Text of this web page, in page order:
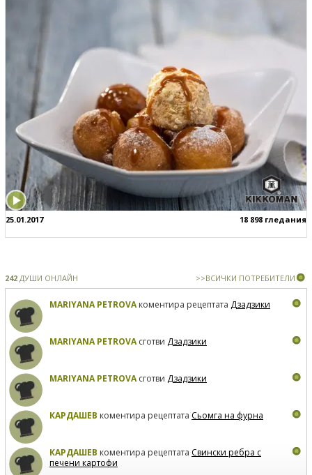
25.01.2017 18 898 гледания
242 ДУШИ ОНЛАЙН >>ВСИЧКИ ПОТРЕБИТЕЛИ
MARIYANA PETROVAкоментира рецептата Дзадзики
MARIYANA PETROVAсготви Дзадзики
MARIYANA PETROVAсготви Дзадзики
КАРДАШЕВ коментира рецептата Сьомга на фурна
КАРДАШЕВ коментира рецептата Свински ребра с
печени картофи